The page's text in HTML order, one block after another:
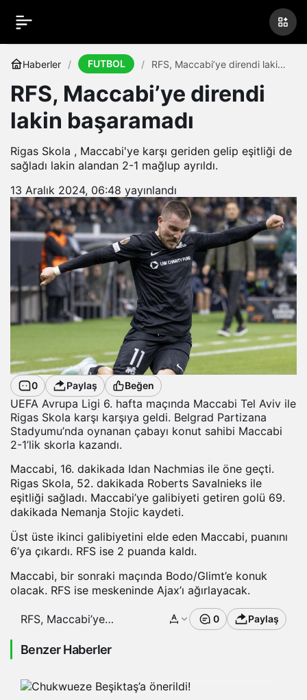
Haberler FUTBOL
RFS, Maccabi’ye direndi lakin
RFS, Maccabi’ye direndi
lakin başaramadı
Rigas Skola , Maccabi'ye karşı geriden gelip eşitliği de
sağladı lakin alandan 2-1 mağlup ayrıldı.
13 Aralık 2024, 06:48 yayınlandı
0 Paylaş Beğen
UEFA Avrupa Ligi 6. hafta maçında Maccabi Tel Aviv ile
Rigas Skola karşı karşıya geldi. Belgrad Partizana
Stadyumu’nda oynanan çabayı konut sahibi Maccabi
2-1’lik skorla kazandı.
Maccabi, 16. dakikada Idan Nachmias ile öne geçti.
Rigas Skola, 52. dakikada Roberts Savalnieks ile
eşitliği sağladı. Maccabi’ye galibiyeti getiren golü 69.
dakikada Nemanja Stojic kaydeti.
Üst üste ikinci galibiyetini elde eden Maccabi, puanını
6’ya çıkardı. RFS ise 2 puanda kaldı.
Maccabi, bir sonraki maçında Bodo/Glimt’e konuk
olacak. RFS ise meskeninde Ajax’ı ağırlayacak.
RFS, Maccabi’ye
başaramadı
0 Paylaş
Benzer Haberler